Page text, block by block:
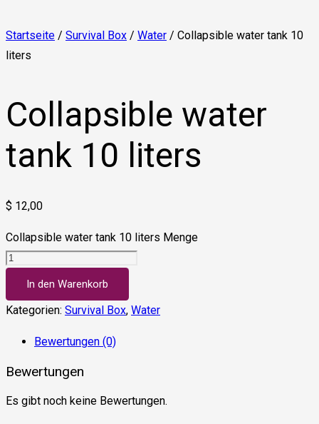
Startseite / Survival Box / Water / Collapsible water tank 10
liters
Collapsible water
tank 10 liters
$ 12,00
Collapsible water tank 10 liters Menge
In den Warenkorb
Kategorien: Survival Box, Water
Bewertungen (0)
Bewertungen
Es gibt noch keine Bewertungen.